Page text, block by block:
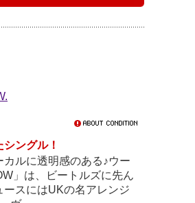
ングル！
ルに透明感のある♪ウー
」は、ビートルズに先ん
スにはUKの名アレンジ